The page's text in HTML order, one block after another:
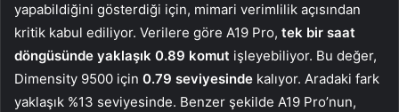
yapabildiğini gösterdiği için, mimari verimlilik açısından
kritik kabul ediliyor. Verilere göre A19 Pro, tek bir saat
döngüsünde yaklaşık 0.89 komut işleyebiliyor. Bu değer,
Dimensity 9500 için 0.79 seviyesinde kalıyor. Aradaki fark
yaklaşık %13 seviyesinde. Benzer şekilde A19 Pro’nun,